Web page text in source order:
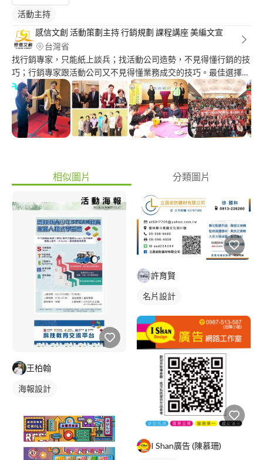
活動主持
感信文創 活動策劃主持 行銷規劃 課程講座 美編文宣
台灣省
找行銷專家，只能紙上談兵；找活動公司造勢，不見得懂行銷的技
巧；行銷專家跟活動公司又不見得懂業務成交的技巧。最佳選擇是
找感信文創。 感信文創是台灣唯一能同時策畫、主持、演出、媒
體曝光、網路造勢、架構商業模式一條龍精密布局的活動公司。
我們策劃過的行銷活動多次登上媒體版面(報導連結：
https://xinsense.com )。合作過的名人有~馬英九 宋楚瑜 吳敦義
蔡英文 陳建仁 賴清德 陳菊 朱立倫 侯友宜 蘇貞昌 周錫瑋 周遊 鄭文
TutorABC合辦教育巡迴講座 靈鳩山普仁獎頒獎典禮 兩岸兒少音樂
交流活動 獅子會、教育協會等社團交接授證典禮。 我們以行銷的
概念導入，搭配顧客心理學，業務成交技巧，為您規劃線上線下完
整的業務行銷流程。 要行銷，我們可以 要跟客戶面對面應對，我
們可以 要寫文案，我們可以 要做圖，我們可以 要簡報，我們可以
要開直播，我們可以 我們沒有太多理論，就是跟您一起做，邊做
邊修正，直到效果越來越好。 努力不一定會成功，不努力就一定
不成功。既然要努力了，何不找一個具有業務開發經驗又能搭配行
銷與活動造勢的夥伴？ 除了我們，您還有很多選擇，但或許找我
們就對了呢？ 洽詢專線：0***************** ID：@d*********
官網：https://xinsense.com 活動影片：YouTube搜尋"感信文創"
媒體報導：Google搜尋"感信文創"
相似圖片 分類圖片
王柏翰
海報設計
許育賢
名片設計
I Shan廣告 (陳慕珊)